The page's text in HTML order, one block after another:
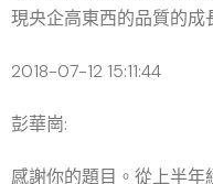
現央企高東西的品質的成
2018-07-12 15:11:44
彭華崗:
感謝你的題目。從上半